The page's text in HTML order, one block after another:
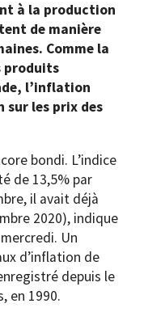
à la production
de manière
Comme la
produits
l’inflation
sur les prix des
bondi. L’indice
de 13,5% par
il avait déjà
2020), indique
Un
d’inflation de
depuis le
en 1990.